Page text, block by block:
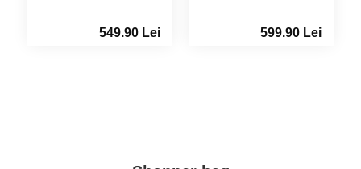
549.90 Lei 599.90 Lei